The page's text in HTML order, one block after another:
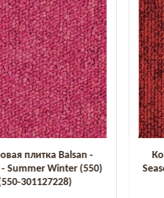
плитка Balsan -
- Summer Winter (550)
301127228)